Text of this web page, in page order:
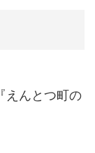
えんとつ町の